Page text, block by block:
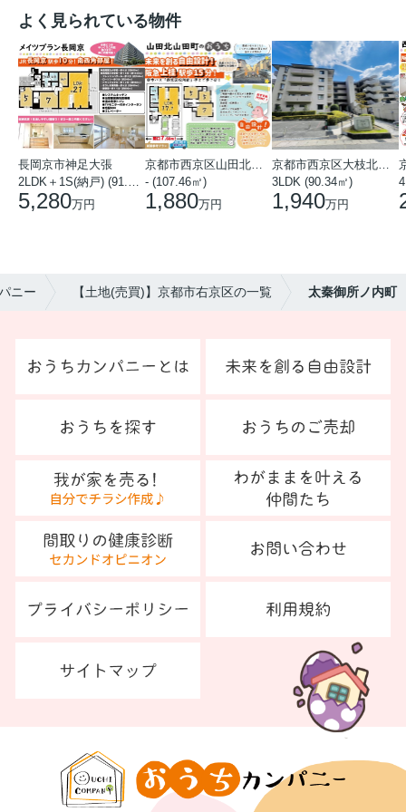
よく見られている物件
長岡京市神足大張
5,280万円
- (107.46㎡)
1,880万円
3LDK (90.34㎡)
1,940万円
ニー 【土地(売買)】京都市右京区の一覧 太秦御所ノ内町